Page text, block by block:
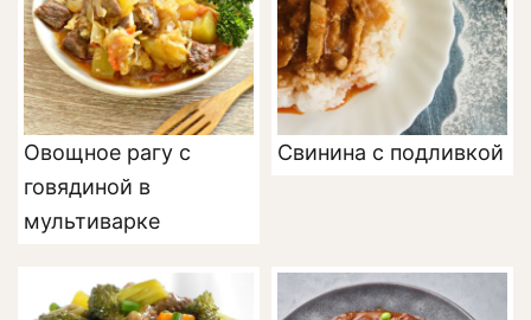
Овощное рагу с
говядиной в
мультиварке
Свинина с подливкой